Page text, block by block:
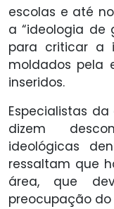
escolas e até
a “ideologia de
para criticar a
moldados pela
inseridos.
Especialistas
dizem
ideológicas
ressaltam que
área, que
preocupação do